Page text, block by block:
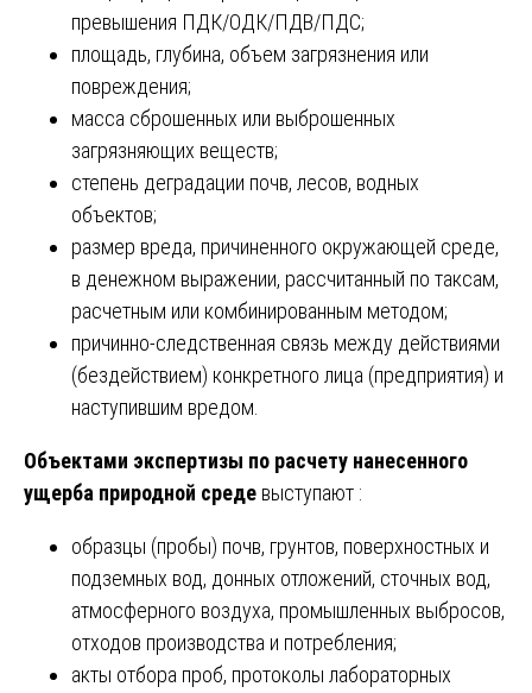
превышения ПДК/ОДК/ПДВ/ПДС;
площадь, глубина, объем загрязнения или
повреждения;
масса сброшенных или выброшенных
загрязняющих веществ;
степень деградации почв, лесов, водных
объектов;
размер вреда, причиненного окружающей среде,
в денежном выражении, рассчитанный по таксам,
расчетным или комбинированным методом;
причинно-следственная связь между действиями
(бездействием) конкретного лица (предприятия) и
наступившим вредом.
Объектами экспертизы по расчету нанесенного
ущерба природной среде выступают :
образцы (пробы) почв, грунтов, поверхностных и
подземных вод, донных отложений, сточных вод,
атмосферного воздуха, промышленных выбросов,
отходов производства и потребления;
акты отбора проб, протоколы лабораторных